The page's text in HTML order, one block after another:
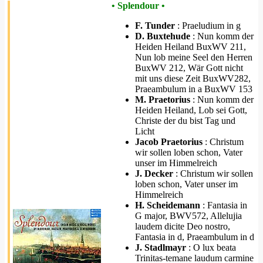
• Splendour •
F. Tunder : Praeludium in g
D. Buxtehude : Nun komm der
Heiden Heiland BuxWV 211,
Nun lob meine Seel den Herren
BuxWV 212, Wär Gott nicht
mit uns diese Zeit BuxWV282,
Praeambulum in a BuxWV 153
M. Praetorius : Nun komm der
Heiden Heiland, Lob sei Gott,
Christe der du bist Tag und
Licht
Jacob Praetorius : Christum
wir sollen loben schon, Vater
unser im Himmelreich
J. Decker : Christum wir sollen
loben schon, Vater unser im
Himmelreich
H. Scheidemann : Fantasia in
G major, BWV572, Allelujia
laudem dicite Deo nostro,
Fantasia in d, Praeambulum in d
J. Stadlmayr : O lux beata
Trinitas-temane laudum carmine